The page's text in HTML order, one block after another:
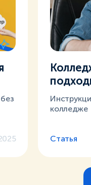
колледже
Статья